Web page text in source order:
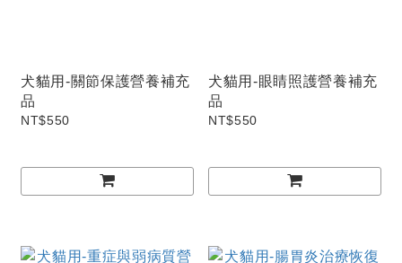
犬貓用-關節保護營養補充
品
NT$550
犬貓用-眼睛照護營養補充
品
NT$550